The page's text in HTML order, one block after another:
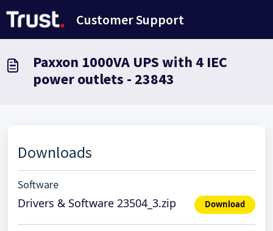
Customer Support
Paxxon 1000VA UPS with 4 IEC
power outlets - 23843
Downloads
Software
Drivers & Software 23504_3.zip Download